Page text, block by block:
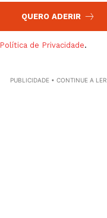
QUERO ADERIR
Política de Privacidade.
PUBLICIDADE • CONTINUE A LER